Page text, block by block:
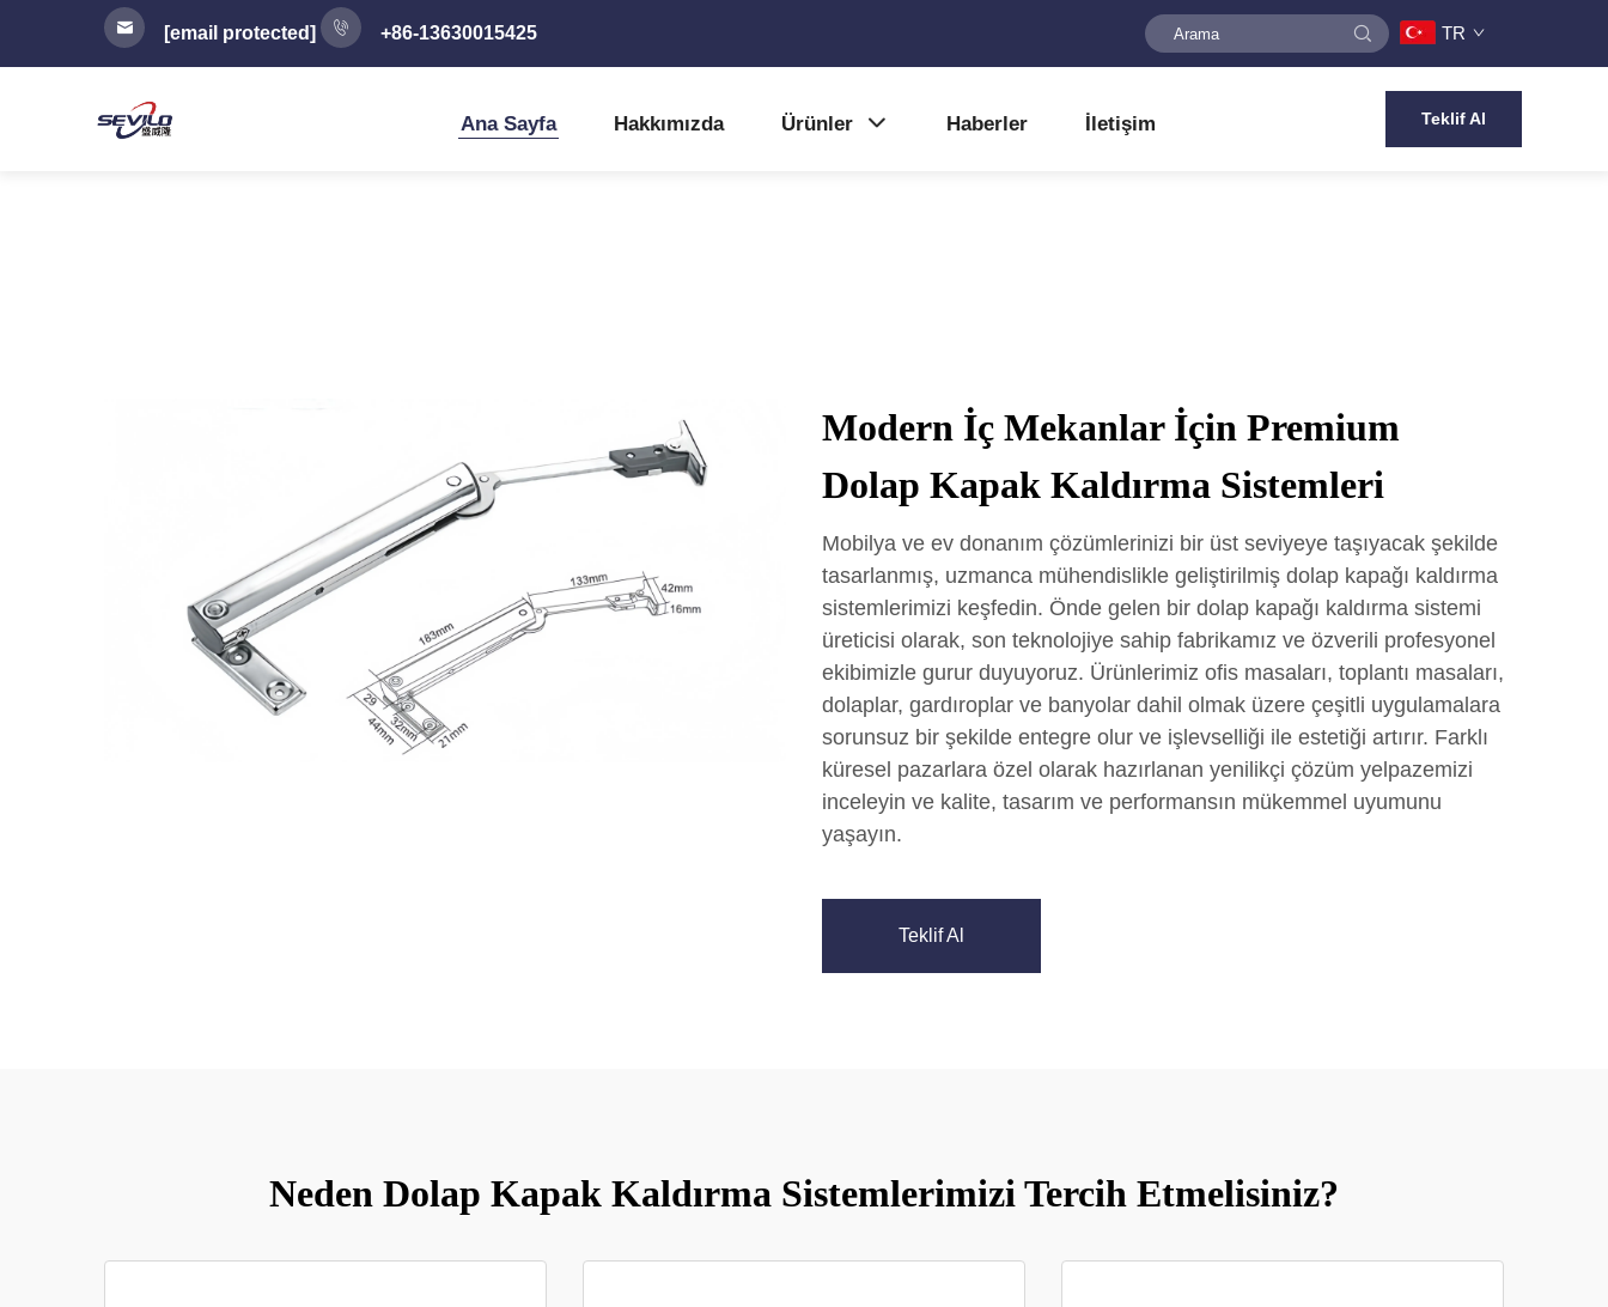
[email protected] +86-13630015425 TR
Ana Sayfa Hakkımızda Ürünler Haberler İletişim Teklif Al
Modern İç Mekanlar İçin Premium
Dolap Kapak Kaldırma Sistemleri
Mobilya ve ev donanım çözümlerinizi bir üst seviyeye taşıyacak şekilde
tasarlanmış, uzmanca mühendislikle geliştirilmiş dolap kapağı kaldırma
sistemlerimizi keşfedin. Önde gelen bir dolap kapağı kaldırma sistemi
üreticisi olarak, son teknolojiye sahip fabrikamız ve özverili profesyonel
ekibimizle gurur duyuyoruz. Ürünlerimiz ofis masaları, toplantı masaları,
dolaplar, gardıroplar ve banyolar dahil olmak üzere çeşitli uygulamalara
sorunsuz bir şekilde entegre olur ve işlevselliği ile estetiği artırır. Farklı
küresel pazarlara özel olarak hazırlanan yenilikçi çözüm yelpazemizi
inceleyin ve kalite, tasarım ve performansın mükemmel uyumunu
yaşayın.
Teklif Al
Neden Dolap Kapak Kaldırma Sistemlerimizi Tercih Etmelisiniz?